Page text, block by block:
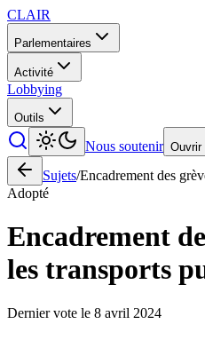
CLAIR
Parlementaires
Activité
Lobbying
Outils
Nous soutenir Ouvrir
Sujets/Encadrement des
Adopté
Encadrement
les transports
Dernier vote le 8 avril 2024